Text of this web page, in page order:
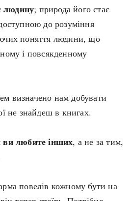
; природа його стає
до розуміння
поняття людини, що
і повсякденному
визначено нам добувати
не знайдеш в книгах.
ви любите інших, а не за тим,
повелів кожному бути на